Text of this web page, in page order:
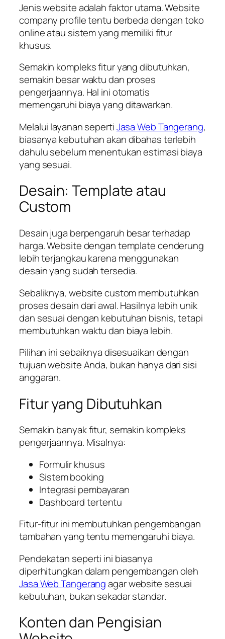
Jenis website adalah faktor utama. Website
company profile tentu berbeda dengan toko
online atau sistem yang memiliki fitur
khusus.
Semakin kompleks fitur yang dibutuhkan,
semakin besar waktu dan proses
pengerjaannya. Hal ini otomatis
memengaruhi biaya yang ditawarkan.
Melalui layanan sepertiJasa Web Tangerang,
biasanya kebutuhan akan dibahas terlebih
dahulu sebelum menentukan estimasi biaya
yang sesuai.
Desain: Template atau
Custom
Desain juga berpengaruh besar terhadap
harga. Website dengan template cenderung
lebih terjangkau karena menggunakan
desain yang sudah tersedia.
Sebaliknya, website custom membutuhkan
proses desain dari awal. Hasilnya lebih unik
dan sesuai dengan kebutuhan bisnis, tetapi
membutuhkan waktu dan biaya lebih.
Pilihan ini sebaiknya disesuaikan dengan
tujuan website Anda, bukan hanya dari sisi
anggaran.
Fitur yang Dibutuhkan
Semakin banyak fitur, semakin kompleks
pengerjaannya. Misalnya:
Formulir khusus
Sistem booking
Integrasi pembayaran
Dashboard tertentu
Fitur-fitur ini membutuhkan pengembangan
tambahan yang tentu memengaruhi biaya.
Pendekatan seperti ini biasanya
diperhitungkan dalam pengembangan oleh
Jasa Web Tangerangagar website sesuai
kebutuhan, bukan sekadar standar.
Konten dan Pengisian